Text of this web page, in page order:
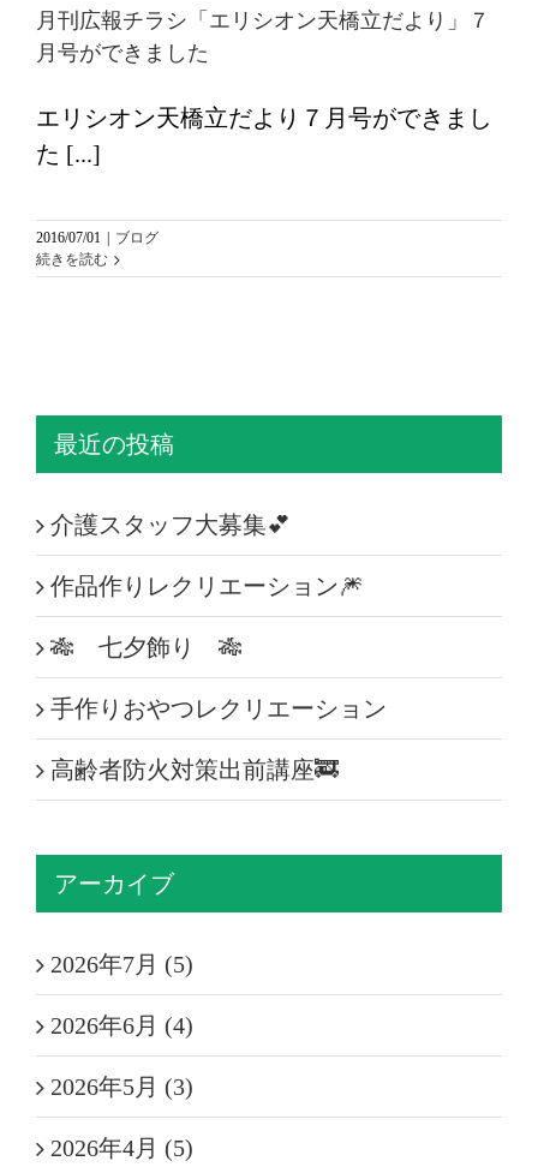
月刊広報チラシ「エリシオン天橋立だより」７
月号ができました
エリシオン天橋立だより７月号ができまし
た [...]
2016/07/01 | ブログ
続きを読む
最近の投稿
介護スタッフ大募集💕
作品作りレクリエーション🎆
🎋 七夕飾り 🎋
手作りおやつレクリエーション
高齢者防火対策出前講座🚒
アーカイブ
2026年7月 (5)
2026年6月 (4)
2026年5月 (3)
2026年4月 (5)